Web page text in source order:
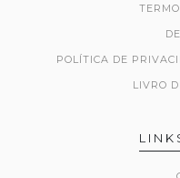
POLÍTICA DE
LIVRO